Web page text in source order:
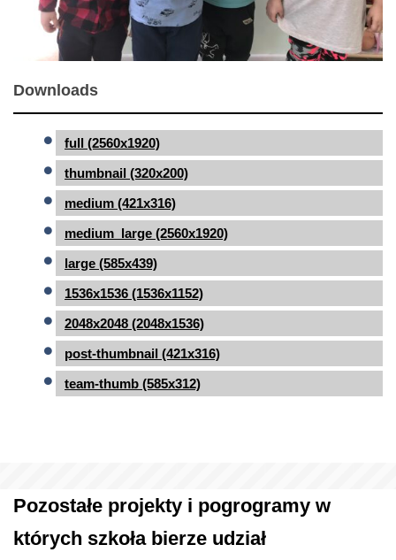
Downloads
full (2560x1920)
thumbnail (320x200)
medium (421x316)
medium_large (2560x1920)
large (585x439)
1536x1536 (1536x1152)
2048x2048 (2048x1536)
post-thumbnail (421x316)
team-thumb (585x312)
Pozostałe projekty i pogrogramy w
których szkoła bierze udział